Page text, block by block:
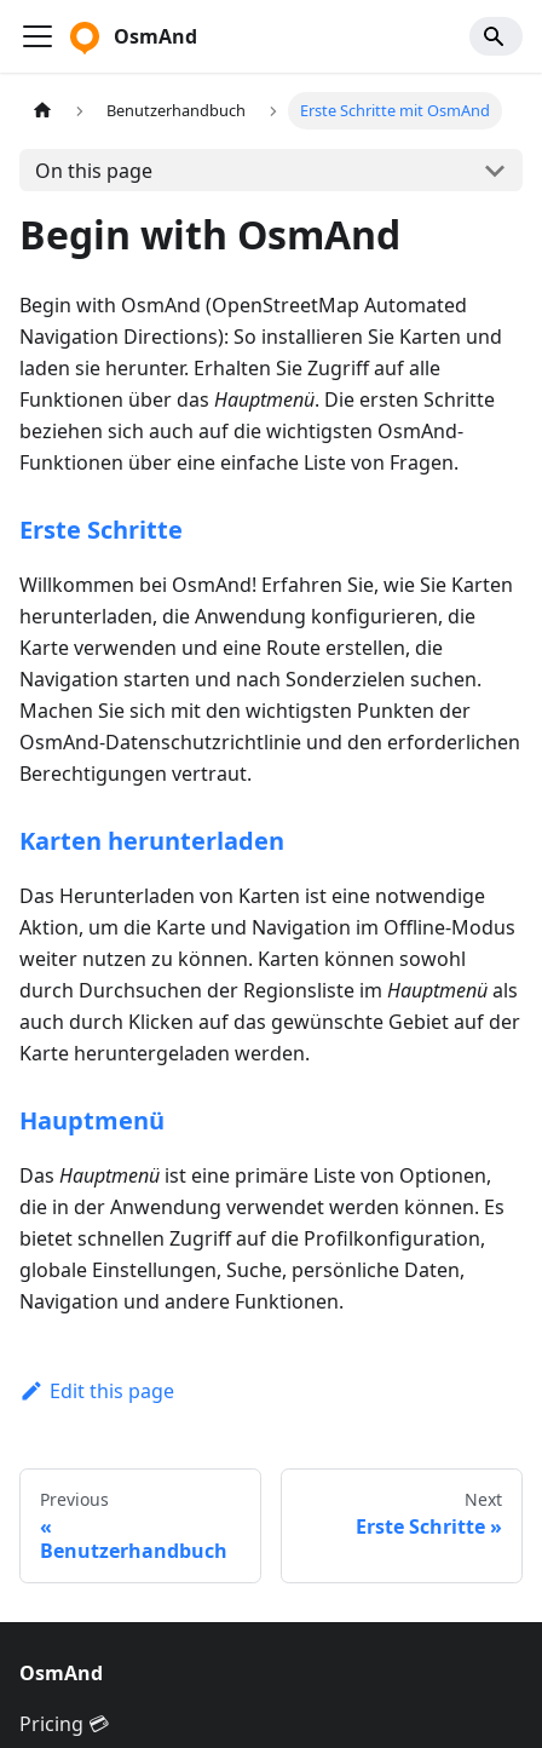
OsmAnd
Benutzerhandbuch Erste Schritte mit OsmAnd
On this page
Begin with OsmAnd
Begin with OsmAnd (OpenStreetMap Automated
Navigation Directions): So installieren Sie Karten und
laden sie herunter. Erhalten Sie Zugriff auf alle
Funktionen über das Hauptmenü. Die ersten Schritte
beziehen sich auch auf die wichtigsten OsmAnd-
Funktionen über eine einfache Liste von Fragen.
Erste Schritte
Willkommen bei OsmAnd! Erfahren Sie, wie Sie Karten
herunterladen, die Anwendung konfigurieren, die
Karte verwenden und eine Route erstellen, die
Navigation starten und nach Sonderzielen suchen.
Machen Sie sich mit den wichtigsten Punkten der
OsmAnd-Datenschutzrichtlinie und den erforderlichen
Berechtigungen vertraut.
Karten herunterladen
Das Herunterladen von Karten ist eine notwendige
Aktion, um die Karte und Navigation im Offline-Modus
weiter nutzen zu können. Karten können sowohl
durch Durchsuchen der Regionsliste im Hauptmenüals
auch durch Klicken auf das gewünschte Gebiet auf der
Karte heruntergeladen werden.
Hauptmenü
Das Hauptmenü ist eine primäre Liste von Optionen,
die in der Anwendung verwendet werden können. Es
bietet schnellen Zugriff auf die Profilkonfiguration,
globale Einstellungen, Suche, persönliche Daten,
Navigation und andere Funktionen.
Edit this page
Previous
Benutzerhandbuch
Next
Erste Schritte
OsmAnd
Pricing 💳